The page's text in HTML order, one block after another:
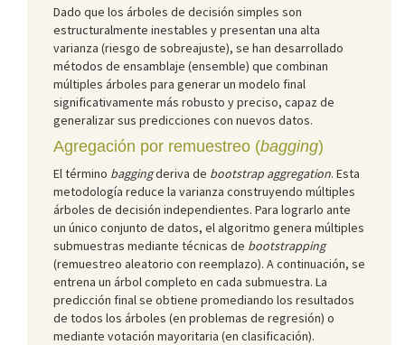
Dado que los árboles de decisión simples son
estructuralmente inestables y presentan una alta
varianza (riesgo de sobreajuste), se han desarrollado
métodos de ensamblaje (ensemble) que combinan
múltiples árboles para generar un modelo final
significativamente más robusto y preciso, capaz de
generalizar sus predicciones con nuevos datos.
Agregación por remuestreo (bagging)
El término baggingderiva de bootstrap aggregation. Esta
metodología reduce la varianza construyendo múltiples
árboles de decisión independientes. Para lograrlo ante
un único conjunto de datos, el algoritmo genera múltiples
submuestras mediante técnicas de bootstrapping
(remuestreo aleatorio con reemplazo). A continuación, se
entrena un árbol completo en cada submuestra. La
predicción final se obtiene promediando los resultados
de todos los árboles (en problemas de regresión) o
mediante votación mayoritaria (en clasificación).